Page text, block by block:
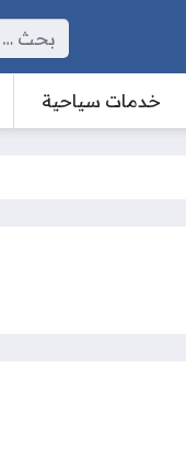
البحث عن:
خدمات سياحية